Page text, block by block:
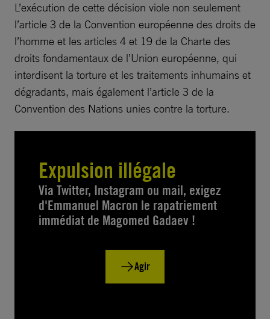
L’exécution de cette décision viole non seulement
l’article 3 de la Convention européenne des droits de
l’homme et les articles 4 et 19 de la Charte des
droits fondamentaux de l’Union européenne, qui
interdisent la torture et les traitements inhumains et
dégradants, mais également l’article 3 de la
Convention des Nations unies contre la torture.
Expulsion illégale
Via Twitter, Instagram ou mail, exigez
d'Emmanuel Macron le rapatriement
immédiat de Magomed Gadaev !
Agir